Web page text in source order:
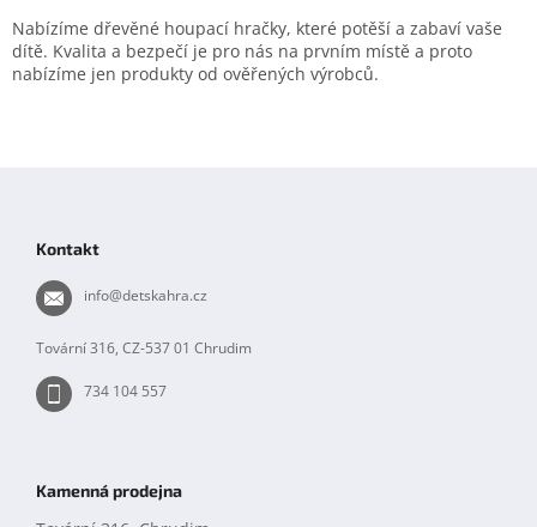
l
á
d
a
Nabízíme dřevěné houpací hračky, které potěší a zabaví vaše
dítě. Kvalita a bezpečí je pro nás na prvním místě a proto
nabízíme jen produkty od ověřených výrobců.
Kontakt
info@detskahra.cz
Tovární 316, CZ-537 01 Chrudim
734 104 557
Kamenná prodejna